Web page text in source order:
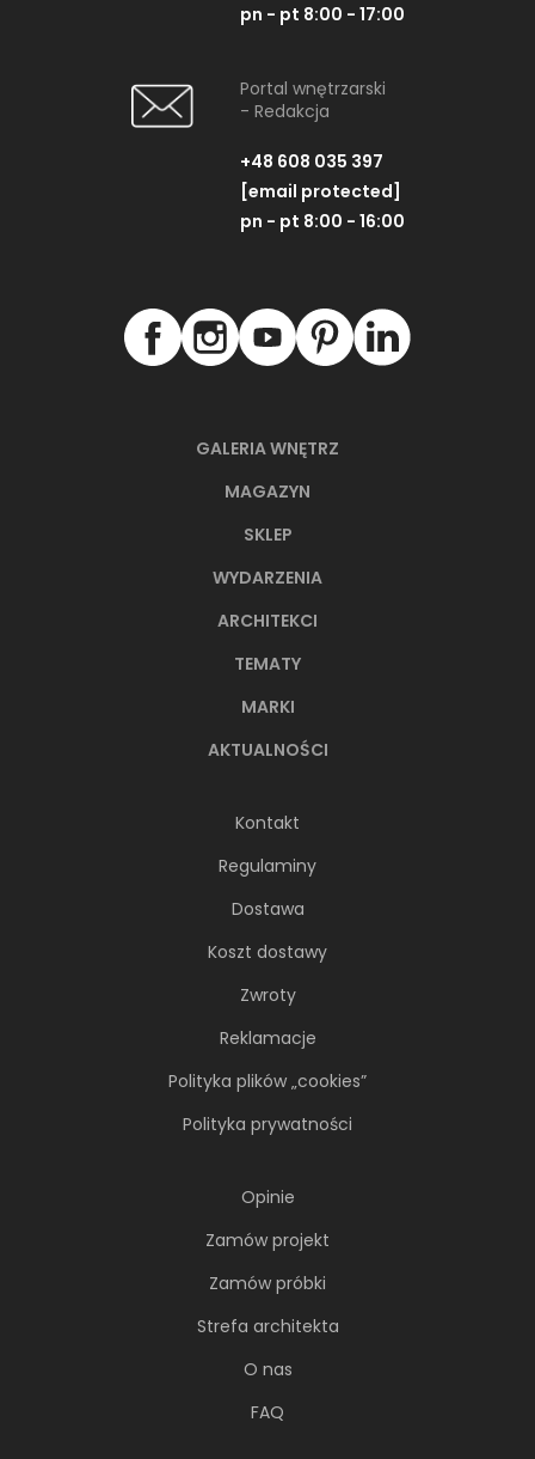
GALERIA WNĘTRZ
MAGAZYN
SKLEP
WYDARZENIA
ARCHITEKCI
TEMATY
MARKI
AKTUALNOŚCI
Kontakt
Regulaminy
Dostawa
Koszt dostawy
Zwroty
Reklamacje
Polityka plików „cookies”
Polityka prywatności
Opinie
Zamów projekt
Zamów próbki
Strefa architekta
O nas
FAQ
pn - pt 8:00 - 17:00
Portal wnętrzarski
- Redakcja
+48 608 035 397
[email protected]
pn - pt 8:00 - 16:00